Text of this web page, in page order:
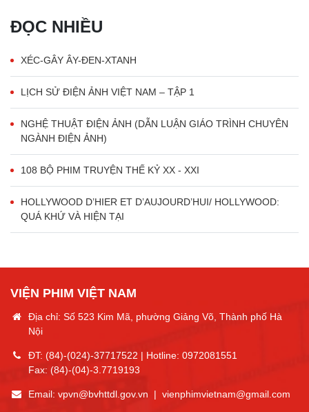
ĐỌC NHIỀU
XÉC-GÂY ÂY-ĐEN-XTANH
LỊCH SỬ ĐIỆN ẢNH VIỆT NAM – TẬP 1
NGHỆ THUẬT ĐIỆN ẢNH (DẪN LUẬN GIÁO TRÌNH CHUYÊN
NGÀNH ĐIỆN ẢNH)
108 BỘ PHIM TRUYỆN THẾ KỶ XX - XXI
HOLLYWOOD D’HIER ET D’AUJOURD’HUI/ HOLLYWOOD:
QUÁ KHỨ VÀ HIỆN TẠI
VIỆN PHIM VIỆT NAM
Địa chỉ: Số 523 Kim Mã, phường Giảng Võ, Thành phố Hà
Nội
ĐT: (84)-(024)-37717522 | Hotline: 0972081551
Fax: (84)-(04)-3.7719193
Email: vpvn@bvhttdl.gov.vn | vienphimvietnam@gmail.com